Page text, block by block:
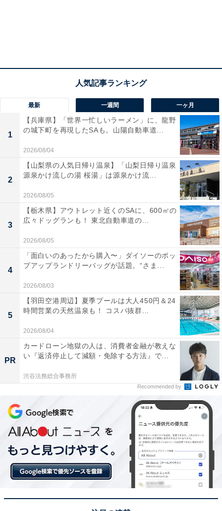
購入は店舗または公式オンラインストアで
「ジップアップポケッタブルバッグ」は、紀ノ国屋の一
部店舗と公式オンラインストアで販売されます。数量限
定のため、在庫がなくなり次第終了とのこと。人気のバ
ッグはあっという間になくなってしまうので、気になる
人は早めにチェックしてみてくださいね！
■ 販売店舗
インターナショナル（青山店）、等々力店、鎌倉店、国
立店、吉祥寺店、日本橋高島屋S.C.店、グランスタ店、
大丸東京店、公式オンラインストア
※商品の入荷状況により店舗での販売が遅れる場合があ
ります
※店頭在庫は日々変動しますので、販売状況は直接店舗
最新 一週間 一ヶ月
1
【兵庫県】「世界一忙しいラーメン」に、龍野
の城下町を再現したSAも。山陽自動車道...
2026/08/04
2
【山梨県の人気日帰り温泉】「山梨日帰り温泉
源泉かけ流しの湯 桜湯」は源泉かけ流...
2026/08/05
3
【栃木県】アウトレット近くのSAに、600㎡の
広々ドッグランも！ 東北自動車道の...
2026/08/05
4
「面白いのあったから購入〜」ダイソーのポッ
プアップランドリーバッグが話題。“さま...
2026/08/03
5
【羽田空港周辺】夏季プールは大人450円＆24
時間営業の天然温泉も！ コスパ抜群...
2026/08/04
PR
カードローン地獄の人は、消費者金融が教えな
い『返済停止して減額・免除する方法』で...
渋谷法務総合事務所
Recommended by